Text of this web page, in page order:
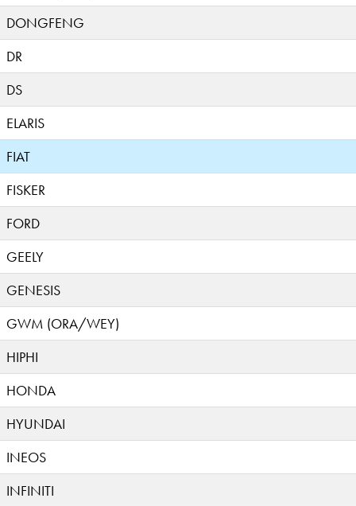
DONGFENG
DR
DS
ELARIS
FIAT
FISKER
FORD
GEELY
GENESIS
GWM (ORA/WEY)
HIPHI
HONDA
HYUNDAI
INEOS
INFINITI